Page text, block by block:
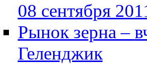
08 сентября
Рынок зерна –
Геленджик